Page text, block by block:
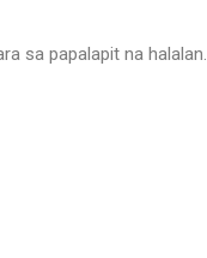
sa papalapit na halalan.